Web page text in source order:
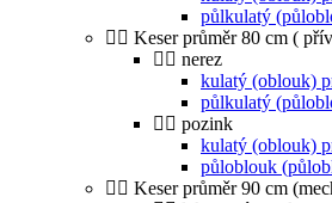
půlkulatý
Keser průměr 80 cm (
nerez
kulatý (oblouk)
půlkulatý
pozink
kulatý (oblouk)
půloblouk
Keser průměr 90 cm